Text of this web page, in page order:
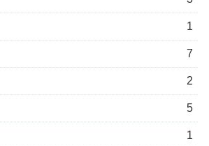
1
7
2
5
1